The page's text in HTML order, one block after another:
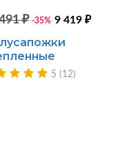
₽ -35% 9 419 ₽
5 (12)